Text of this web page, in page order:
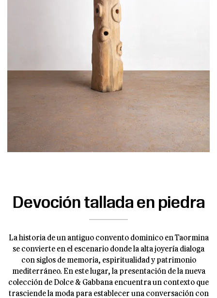
Devoción tallada en piedra
La historia de un antiguo convento dominico en Taormina
se convierte en el escenario donde la alta joyería dialoga
con siglos de memoria, espiritualidad y patrimonio
mediterráneo. En este lugar, la presentación de la nueva
colección de Dolce & Gabbana encuentra un contexto que
trasciende la moda para establecer una conversación con